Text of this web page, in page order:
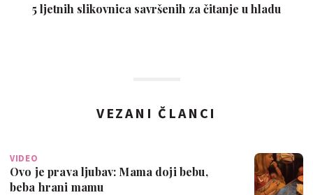
5 ljetnih slikovnica savršenih za čitanje u hladu
VEZANI ČLANCI
VIDEO
Ovo je prava ljubav: Mama doji bebu,
beba hrani mamu